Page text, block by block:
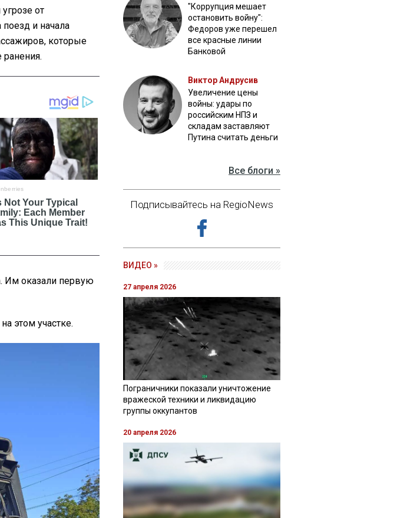
от
и начала
которые
Им оказали первую
этом участке.
"Коррупция мешает
остановить войну":
Федоров уже перешел
все красные линии
Банковой
Виктор Андрусив
Увеличение цены
войны: удары по
российским НПЗ и
складам заставляют
Путина считать деньги
Все блоги »
Подписывайтесь на RegioNews
ВИДЕО »
27 апреля 2026
Пограничники показали уничтожение
вражеской техники и ликвидацию
группы оккупантов
20 апреля 2026